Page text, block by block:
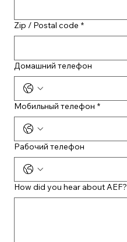
Zip / Postal code *
Домашний телефон
Мобильный телефон *
Рабочий телефон
How did you hear about AEF?